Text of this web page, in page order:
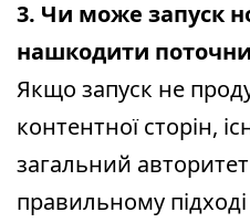
3. Чи може запуск
нашкодити
Якщо запуск не
контентної сторін,
загальний
правильному